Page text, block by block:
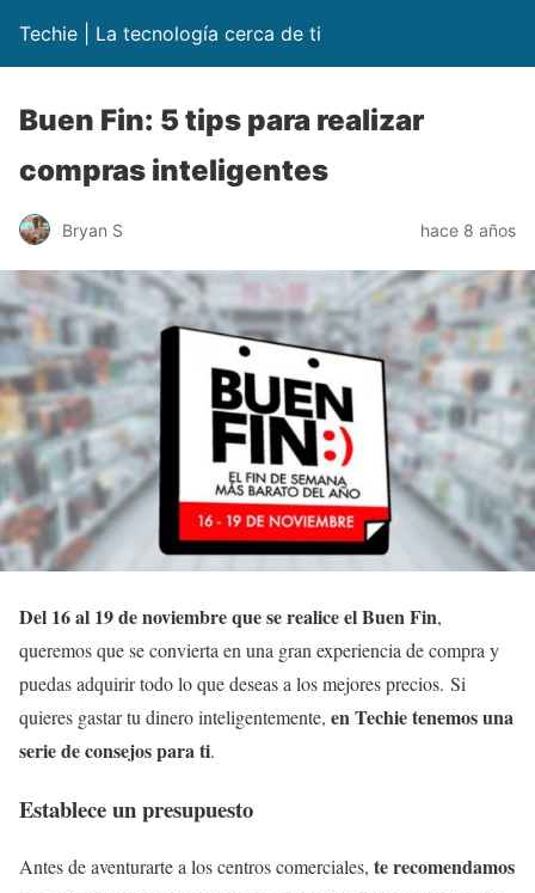
Techie | La tecnología cerca de ti
Buen Fin: 5 tips para realizar
compras inteligentes
Bryan S hace 8 años
Del 16 al 19 de noviembre que se realice el Buen Fin,
queremos que se convierta en una gran experiencia de compra y
puedas adquirir todo lo que deseas a los mejores precios. Si
quieres gastar tu dinero inteligentemente, en Techie tenemos una
serie de consejos para ti.
Establece un presupuesto
Antes de aventurarte a los centros comerciales, te recomendamos